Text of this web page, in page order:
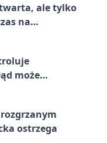
ale tylko
na
może
ostrzega